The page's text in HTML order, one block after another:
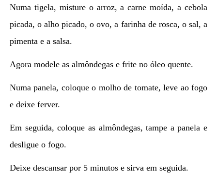
Numa tigela, misture o arroz, a carne moída, a cebola
picada, o alho picado, o ovo, a farinha de rosca, o sal, a
pimenta e a salsa.
Agora modele as almôndegas e frite no óleo quente.
Numa panela, coloque o molho de tomate, leve ao fogo
e deixe ferver.
Em seguida, coloque as almôndegas, tampe a panela e
desligue o fogo.
Deixe descansar por 5 minutos e sirva em seguida.